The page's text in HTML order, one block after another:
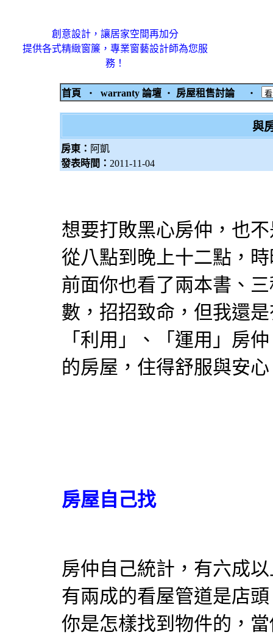
創意設計，讓居家空間再加分
提供各式精緻窗簾，專業窗藝設計師為您服
務！
首頁 ‧ warranty 論壇 ‧ 房屋租售討論 ‧
與
房東： 阿凱
發表時間： 2011-11-04
想要打敗黑心房仲，也
從八點到晚上十二點，
前面你也看了兩本書、
數，招招致命，但我還
「利用」、「運用」房
的房屋，住得舒服與安
房屋自己找
房仲自己統計，有六成
有兩成的看屋管道是店
你是怎樣找到物件的，